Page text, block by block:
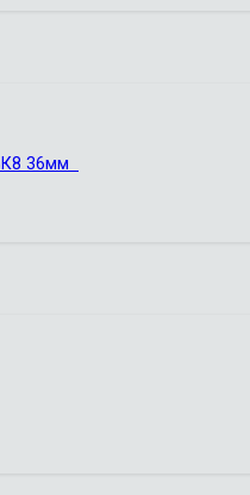
36мм